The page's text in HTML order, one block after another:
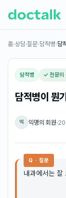
홈›상담·질문›담적병›담
담적병 ✓ 전문의
담적병이 뭔
익 익명의 회원·
Q · 질문
내과에서는 잘